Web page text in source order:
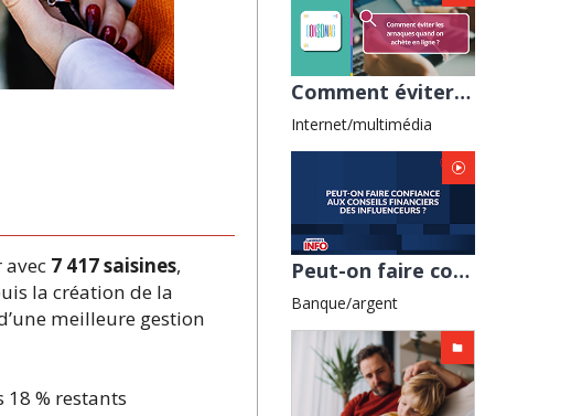
7 417saisines,
la création de la
meilleure gestion
18 % restants
Comment éviter les arnaques en ligne avec Familles de France
Internet/multimédia
Peut-on faire confiance aux conseils financiers des influenceurs ?
Banque/argent